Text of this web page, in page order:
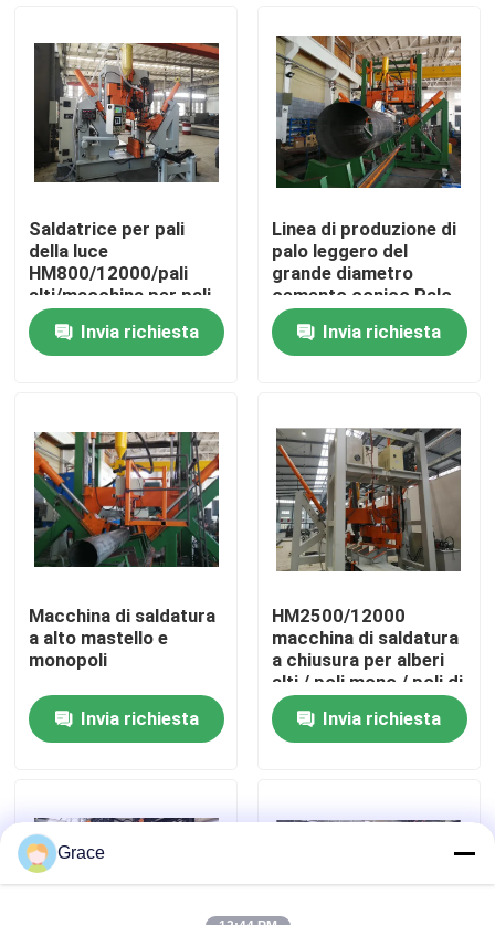
Casa.
Prodotti
Visita alla fabbrica
Controllo di qualità
Contattaci
Notizie
Chiedi un preventivo
freno della pressa idraulica di CNC
Saldatrice per pali
della luce
HM800/12000/pali
alti/macchina per pali
della luce
Invia richiesta
Linea di produzione di
palo leggero del
grande diametro
cemento conico Palo
che fa macchina
Invia richiesta
Macchina di saldatura
a alto mastello e
monopoli
Invia richiesta
HM2500/12000
macchina di saldatura
a chiusura per alberi
alti / poli mono / poli di
comunicazione
Invia richiesta
Grace